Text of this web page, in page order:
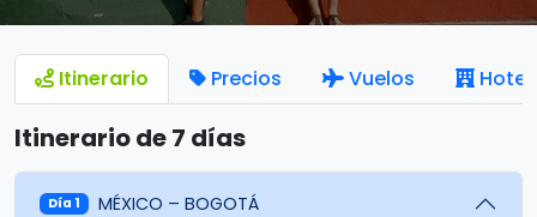
Itinerario Precios Vuelos
Itinerario de 7 días
Día 1 MÉXICO – BOGOTÁ